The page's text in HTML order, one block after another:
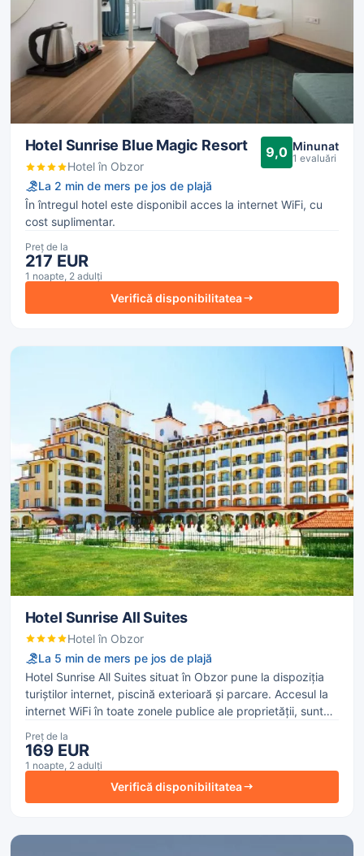
Hotel Sunrise Blue Magic Resort
Hotel în Obzor
9,0 Minunat
1 evaluări
La 2 min de mers pe jos de plajă
În întregul hotel este disponibil acces la internet WiFi, cu
cost suplimentar.
Preț de la
217 EUR
1 noapte, 2 adulți
Verifică disponibilitatea
Hotel Sunrise All Suites
Hotel în Obzor
La 5 min de mers pe jos de plajă
Hotel Sunrise All Suites situat în Obzor pune la dispoziția
turiștilor internet, piscină exterioară și parcare. Accesul la
internet WiFi în toate zonele publice ale proprietății, sunt
Preț de la
169 EUR
1 noapte, 2 adulți
Verifică disponibilitatea